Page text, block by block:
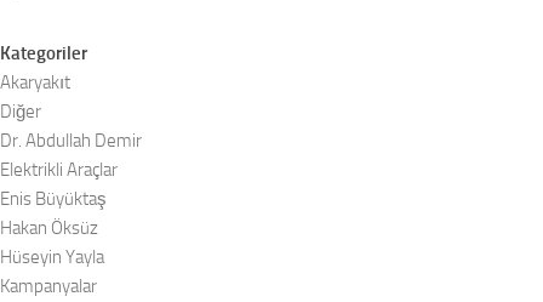
Kategoriler
Akaryakıt
Diğer
Dr. Abdullah Demir
Elektrikli Araçlar
Enis Büyüktaş
Hakan Öksüz
Hüseyin Yayla
Kampanyalar